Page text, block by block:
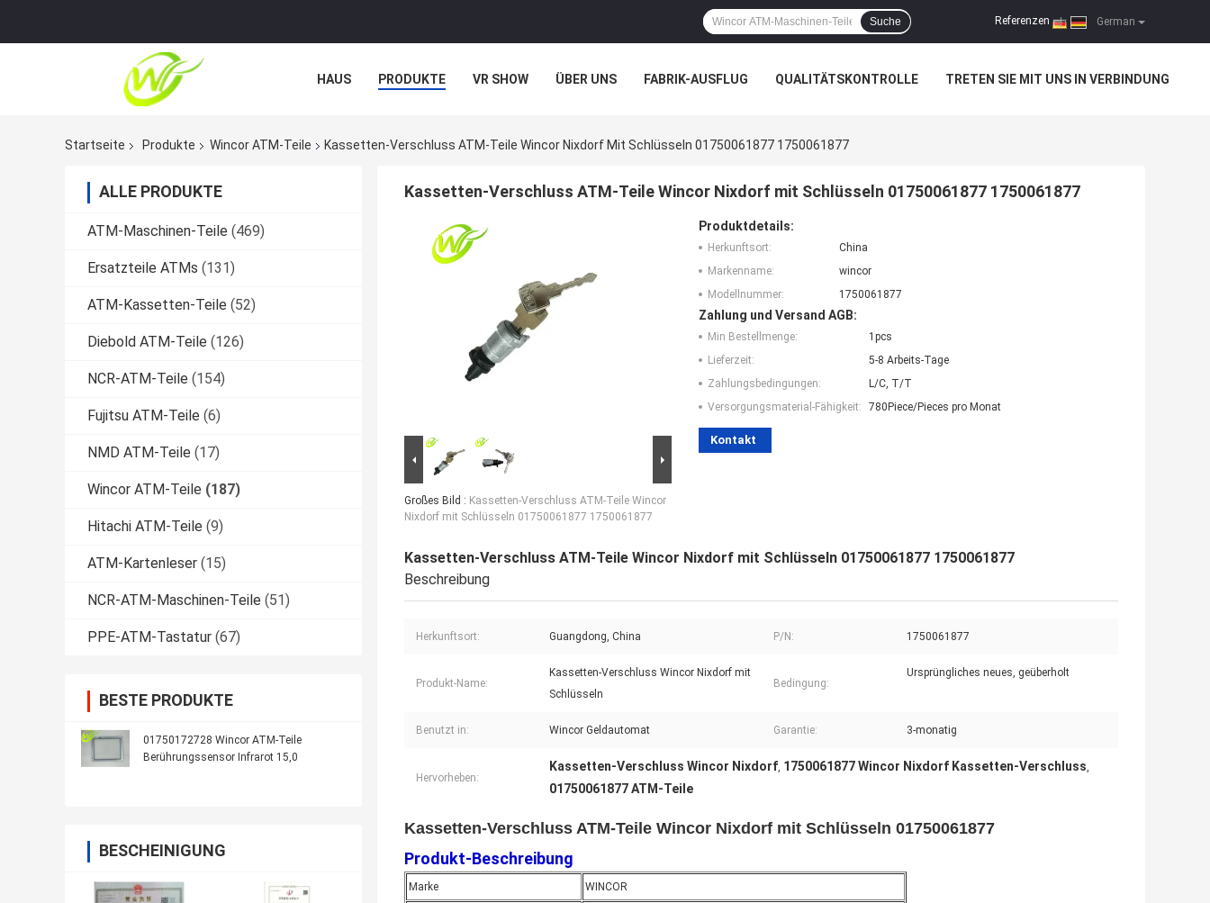
German
Referenzen |
Suche
HAUS PRODUKTE VR SHOW ÜBER UNS FABRIK-AUSFLUG QUALITÄTSKONTROLLE TRETEN SIE MIT UNS IN VERBINDUNG
Startseite
Produkte Wincor ATM-Teile Kassetten-Verschluss ATM-Teile Wincor Nixdorf Mit Schlüsseln 01750061877 1750061877
ALLE PRODUKTE
ATM-Maschinen-Teile (469)
Ersatzteile ATMs (131)
ATM-Kassetten-Teile (52)
Diebold ATM-Teile (126)
NCR-ATM-Teile (154)
Fujitsu ATM-Teile (6)
NMD ATM-Teile (17)
Wincor ATM-Teile (187)
Hitachi ATM-Teile (9)
ATM-Kartenleser (15)
NCR-ATM-Maschinen-Teile (51)
PPE-ATM-Tastatur (67)
BESTE PRODUKTE
01750172728 Wincor ATM-Teile
Berührungssensor Infrarot 15,0
BESCHEINIGUNG
Kassetten-Verschluss ATM-Teile Wincor Nixdorf mit Schlüsseln 01750061877 1750061877
Großes Bild : Kassetten-Verschluss ATM-Teile Wincor
Nixdorf mit Schlüsseln 01750061877 1750061877
Produktdetails:
Herkunftsort:
China
Markenname:
wincor
Modellnummer:
1750061877
Zahlung und Versand AGB:
Min Bestellmenge:
1pcs
Lieferzeit:
5-8 Arbeits-Tage
Zahlungsbedingungen:
L/C, T/T
Versorgungsmaterial-Fähigkeit:
780Piece/Pieces pro Monat
Kontakt
Kassetten-Verschluss ATM-Teile Wincor Nixdorf mit Schlüsseln 01750061877 1750061877
Beschreibung
Herkunftsort: Guangdong, China P/N: 1750061877
Produkt-Name:
Kassetten-Verschluss Wincor Nixdorf mit
Schlüsseln
Bedingung:
Ursprüngliches neues, geüberholt
Benutzt in: Wincor Geldautomat Garantie: 3-monatig
Hervorheben:
Kassetten-Verschluss Wincor Nixdorf, 1750061877 Wincor Nixdorf Kassetten-Verschluss,
01750061877 ATM-Teile
Kassetten-Verschluss ATM-Teile Wincor Nixdorf mit Schlüsseln 01750061877
Produkt-Beschreibung
Marke WINCOR